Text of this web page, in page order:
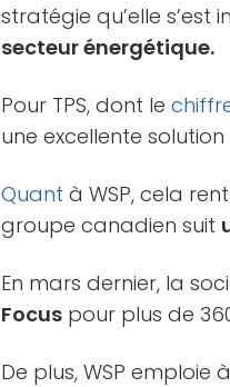
stratégie qu’elle s’est
secteur énergétique.
Pour TPS, dont le
une excellente
Quant à WSP, cela
groupe canadien suit
En mars dernier, la
Focus pour plus de
De plus, WSP emploie